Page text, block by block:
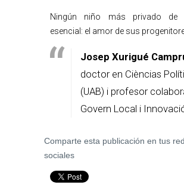
Ningún niño más privado
esencial: el amor de sus
Josep Xurigué
doctor en Cièncias
(UAB) i profesor
Govern Local i
Comparte esta publicación en tus
sociales